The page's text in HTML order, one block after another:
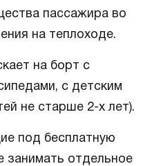
пассажира во
на теплоходе.
на борт с
с детским
не старше 2-х лет).
под бесплатную
занимать отдельное